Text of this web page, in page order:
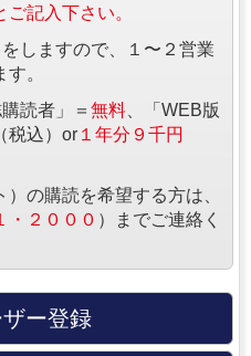
記入下さい。
しますので、１〜２営業
。
読者」＝ 無料 、「WEB版
（税込）or １年分９千円
の購読を希望する方は、
・２０００ ）までご連絡く
ー登録